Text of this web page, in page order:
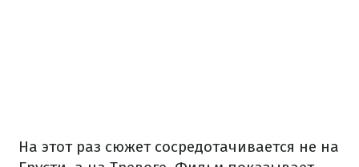
На этот раз сюжет сосредотачивается не на